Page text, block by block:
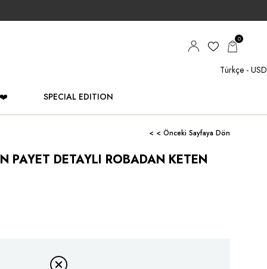
0
Türkçe - USD
❤️ SPECIAL EDITION
< < Önceki Sayfaya Dön
PAYET DETAYLI ROBADAN KETEN